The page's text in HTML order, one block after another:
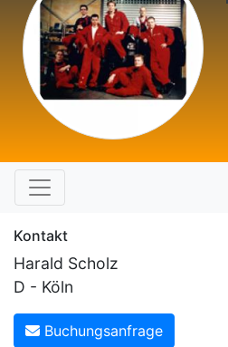
Kontakt
Harald Scholz
D - Köln
Buchungsanfrage